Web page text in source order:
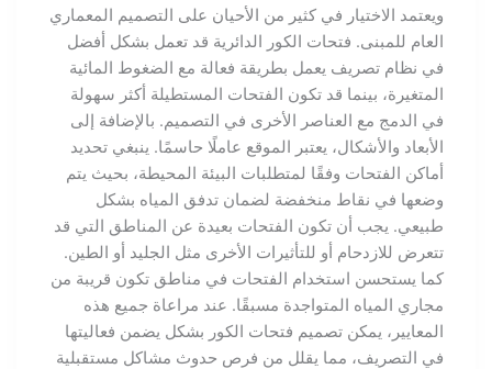
ويعتمد الاختيار في كثير من الأحيان على التصميم المعماري
العام للمبنى. فتحات الكور الدائرية قد تعمل بشكل أفضل
في نظام تصريف يعمل بطريقة فعالة مع الضغوط المائية
المتغيرة، بينما قد تكون الفتحات المستطيلة أكثر سهولة
في الدمج مع العناصر الأخرى في التصميم. بالإضافة إلى
الأبعاد والأشكال، يعتبر الموقع عاملًا حاسمًا. ينبغي تحديد
أماكن الفتحات وفقًا لمتطلبات البيئة المحيطة، بحيث يتم
وضعها في نقاط منخفضة لضمان تدفق المياه بشكل
طبيعي. يجب أن تكون الفتحات بعيدة عن المناطق التي قد
تتعرض للازدحام أو للتأثيرات الأخرى مثل الجليد أو الطين.
كما يستحسن استخدام الفتحات في مناطق تكون قريبة من
مجاري المياه المتواجدة مسبقًا. عند مراعاة جميع هذه
المعايير، يمكن تصميم فتحات الكور بشكل يضمن فعاليتها
في التصريف، مما يقلل من فرص حدوث مشاكل مستقبلية